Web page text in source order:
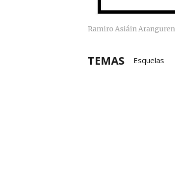
Ramiro Asiáin Aranguren
TEMAS Esquelas